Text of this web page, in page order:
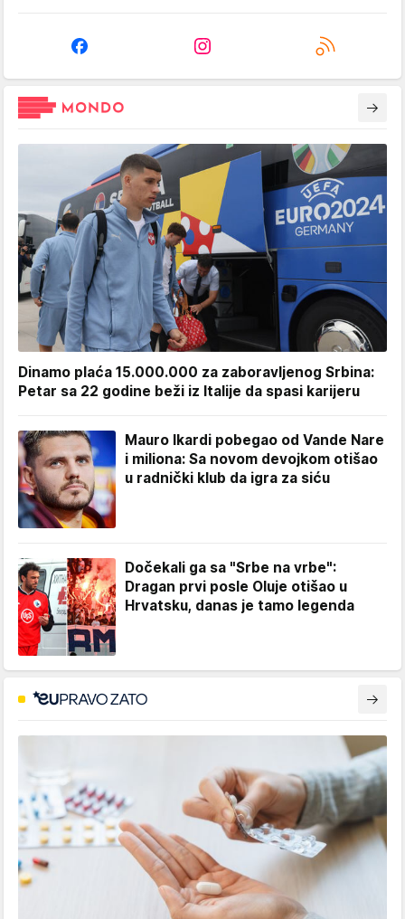
Dinamo plaća 15.000.000 za zaboravljenog Srbina:
Petar sa 22 godine beži iz Italije da spasi karijeru
Mauro Ikardi pobegao od Vande Nare
i miliona: Sa novom devojkom otišao
u radnički klub da igra za siću
Dočekali ga sa "Srbe na vrbe":
Dragan prvi posle Oluje otišao u
Hrvatsku, danas je tamo legenda